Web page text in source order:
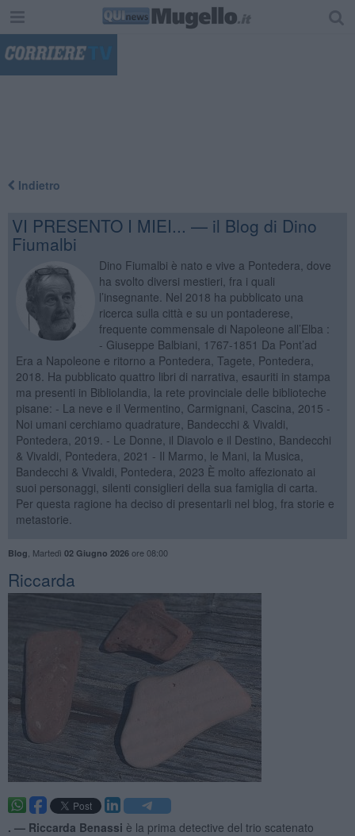
Indietro
VI PRESENTO I MIEI... — il Blog di Dino
Fiumalbi
Dino Fiumalbi è nato e vive a Pontedera, dove
ha svolto diversi mestieri, fra i quali
l’insegnante. Nel 2018 ha pubblicato una
ricerca sulla città e su un pontaderese,
frequente commensale di Napoleone all’Elba :
- Giuseppe Balbiani, 1767-1851 Da Pont’ad
Era a Napoleone e ritorno a Pontedera, Tagete, Pontedera,
2018. Ha pubblicato quattro libri di narrativa, esauriti in stampa
ma presenti in Bibliolandia, la rete provinciale delle biblioteche
pisane: - La neve e il Vermentino, Carmignani, Cascina, 2015 -
Noi umani cerchiamo quadrature, Bandecchi & Vivaldi,
Pontedera, 2019. - Le Donne, il Diavolo e il Destino, Bandecchi
& Vivaldi, Pontedera, 2021 - Il Marmo, le Mani, la Musica,
Bandecchi & Vivaldi, Pontedera, 2023 È molto affezionato ai
suoi personaggi, silenti consiglieri della sua famiglia di carta.
Per questa ragione ha deciso di presentarli nel blog, fra storie e
metastorie.
Blog Martedì 02 Giugno 2026ore 08:00
Riccarda
. — Riccarda Benassi è la prima detective del trio scatenato